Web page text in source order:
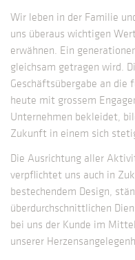
Wir leben in der Familie
uns überaus wichtigen
erwähnen. Ein
gleichsam getragen wird.
Geschäftsübergabe an
heute mit grossem
Unternehmen bekleidet,
Zukunft in einem sich
Die Ausrichtung aller
verpflichtet uns auch in
bestechendem Design,
überdurchschnittlichen
bei uns der Kunde im
unserer